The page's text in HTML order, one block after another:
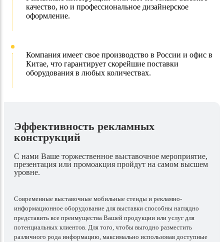
качество, но и профессиональное дизайнерское
оформление.
Компания имеет свое производство в России и офис в
Китае, что гарантирует скорейшие поставки
оборудования в любых количествах.
Эффективность рекламных
конструкций
С нами Ваше торжественное выставочное мероприятие,
презентация или промоакция пройдут на самом высшем
уровне.
Современные выставочные мобильные стенды и рекламно-
информационное оборудование для выставки способны наглядно
представить все преимущества Вашей продукции или услуг для
потенциальных клиентов. Для того, чтобы выгодно разместить
различного рода информацию, максимально использовав доступные